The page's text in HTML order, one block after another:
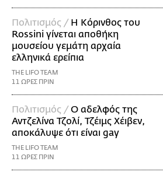
Πολιτισμός / Η Κόρινθος του
Rossini γίνεται αποθήκη
μουσείου γεμάτη αρχαία
ελληνικά ερείπια
THE LIFO TEAM
11 ΩΡΕΣ ΠΡΙΝ
Πολιτισμός / Ο αδελφός της
Αντζελίνα Τζολί, Τζέιμς Χέιβεν,
αποκάλυψε ότι είναι gay
THE LIFO TEAM
11 ΩΡΕΣ ΠΡΙΝ